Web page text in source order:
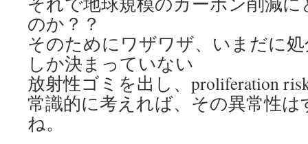
のか？？
そのためにワザワザ、いまだに
しか決まっていない
放射性ゴミを出し、proliferation
常識的に考えれば、その異常性
ね。